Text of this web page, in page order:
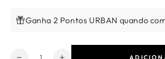
Ganha 2 Pontos URBAN quando
Quantidade